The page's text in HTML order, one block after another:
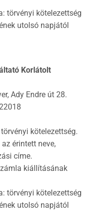
törvényi kötelezettség
utolsó napjától
Korlátolt
Ady Endre út 28.
kötelezettség.
érintett neve,
címe.
kiállításának
törvényi kötelezettség
utolsó napjától